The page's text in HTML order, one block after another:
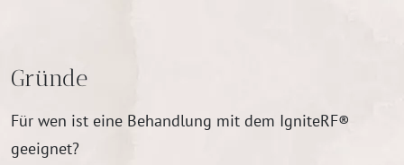
Gründe
Für wen ist eine Behandlung mit dem IgniteRF®
geeignet?